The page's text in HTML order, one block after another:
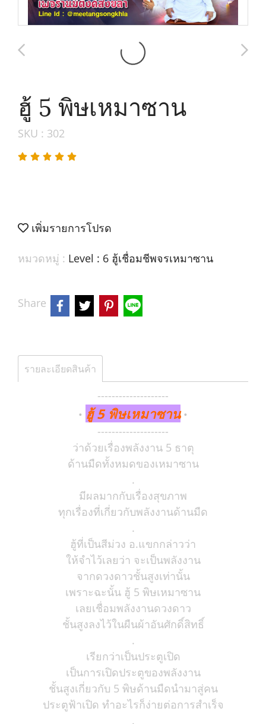
ฮู้ 5 พิษเหมาซาน
SKU : 302
เพิ่มรายการโปรด
หมวดหมู่ : Level : 6 ฮู้เชื่อมชีพจรเหมาซาน
Share
รายละเอียดสินค้า
--------------------
• ฮู้ 5 พิษเหมาซาน•
--------------------
ว่าด้วยเรื่องพลังงาน 5 ธาตุ
ด้านมืดทั้งหมดของเหมาซาน
.
มีผลมากกับเรื่องสุขภาพ
ทุกเรื่องที่เกี่ยวกับพลังงานด้านมืด
.
ฮู้ที่เป็นสีม่วง อ.แขกกล่าวว่า
ให้จำไว้เลยว่า จะเป็นพลังงาน
จากดวงดาวชั้นสูงเท่านั้น
เพราะฉะนั้น ฮู้ 5 พิษเหมาซาน
เลยเชื่อมพลังงานดวงดาว
ชั้นสูงลงไว้ในผืนผ้าอันศักดิ์สิทธิ์
.
เรียกว่าเป็นประตูเปิด
เป็นการเปิดประตูของพลังงาน
ชั้นสูงเกี่ยวกับ 5 พิษด้านมืดนำมาสู่คน
ประตูฟ้าเปิด ทำอะไรก็ง่ายต่อการสำเร็จ
.